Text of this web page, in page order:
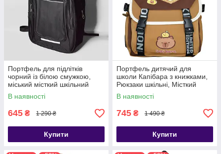
Портфель для підлітків
чорний із білою смужкою,
міський місткий шкільний
рюкзак для хлопчика підлітка
В наявності
645 ₴ 1 290 ₴
Купити
Портфель дитячий для
школи Капібара з книжками,
Рюкзаки шкільні, Місткий
шкільний рюкзак Капібар
В наявності
745 ₴ 1 490 ₴
Купити